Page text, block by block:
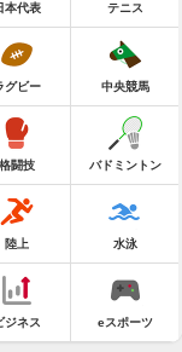
本代表 テニス
グビー 中央競馬
格闘技 バドミントン
陸上 水泳
ジネス eスポーツ